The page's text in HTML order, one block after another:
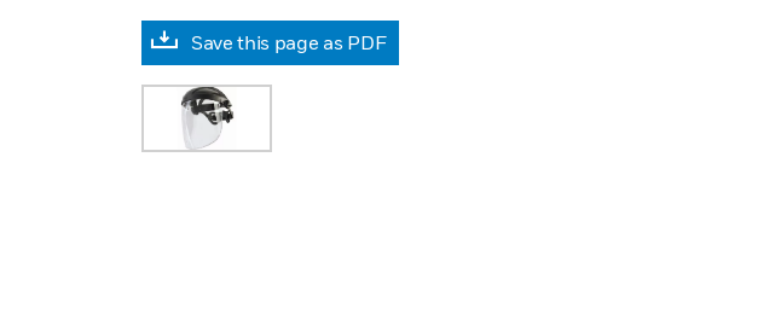
Save this page as PDF